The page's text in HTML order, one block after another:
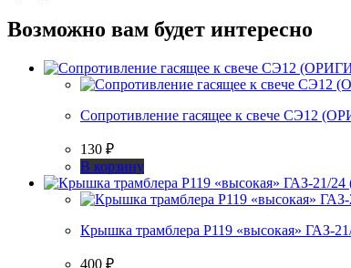
Возможно вам будет интересно
Сопротивление гасящее к свече СЭ12
130 ₽
В корзину
Крышка трамблера Р119 «высокая»
400 ₽